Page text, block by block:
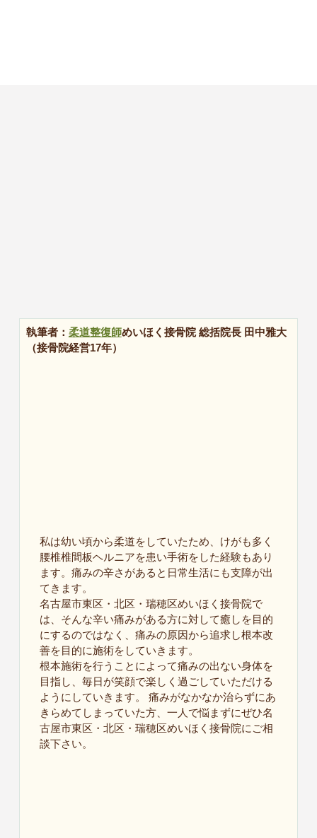
執筆者： 柔道整復師めいほく接骨院 総括院長 田中雅大
（接骨院経営17年）
私は幼い頃から柔道をしていたため、けがも多く
腰椎椎間板ヘルニアを患い手術をした経験もあり
ます。痛みの辛さがあると日常生活にも支障が出
てきます。
名古屋市東区・北区・瑞穂区めいほく接骨院で
は、そんな辛い痛みがある方に対して癒しを目的
にするのではなく、痛みの原因から追求し根本改
善を目的に施術をしていきます。
根本施術を行うことによって痛みの出ない身体を
目指し、毎日が笑顔で楽しく過ごしていただける
ようにしていきます。 痛みがなかなか治らずにあ
きらめてしまっていた方、一人で悩まずにぜひ名
古屋市東区・北区・瑞穂区めいほく接骨院にご相
談下さい。